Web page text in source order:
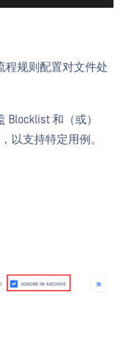
程规则配置对文件处
和（或）
以支持特定用例。